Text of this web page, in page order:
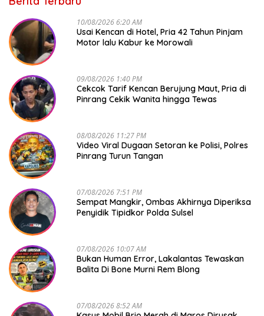
10/08/2026 6:20 AM
Usai Kencan di Hotel, Pria 42 Tahun Pinjam
Motor lalu Kabur ke Morowali
09/08/2026 1:40 PM
Cekcok Tarif Kencan Berujung Maut, Pria di
Pinrang Cekik Wanita hingga Tewas
08/08/2026 11:27 PM
Video Viral Dugaan Setoran ke Polisi, Polres
Pinrang Turun Tangan
07/08/2026 7:51 PM
Sempat Mangkir, Ombas Akhirnya Diperiksa
Penyidik Tipidkor Polda Sulsel
07/08/2026 10:07 AM
Bukan Human Error, Lakalantas Tewaskan
Balita Di Bone Murni Rem Blong
07/08/2026 8:52 AM